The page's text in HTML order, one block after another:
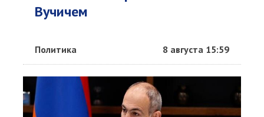
Вучичем
Политика 8 августа 15:59